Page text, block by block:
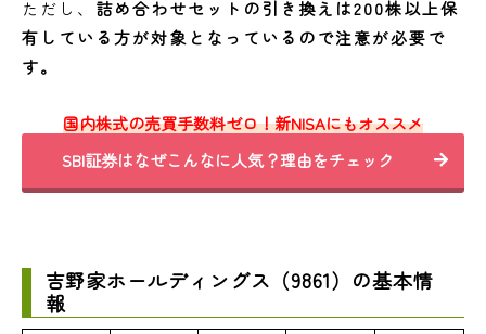
ただし、 詰め合わせセットの引き換えは200株以上保
有している方が対象となっているので注意が必要で
す。
国内株式の売買手数料ゼロ！新NISAにもオススメ
SBI証券はなぜこんなに人気？理由をチェック
吉野家ホールディングス（9861）の基本情
報